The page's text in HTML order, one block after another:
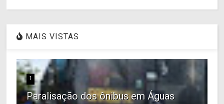
MAIS VISTAS
1
Paralisação dos ônibus em Águas